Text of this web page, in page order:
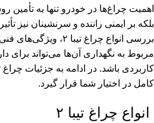
اهمیت چراغ‌ها در خودرو تنها به
بلکه بر ایمنی راننده و سرنشینان نیز
بررسی انواع چراغ تیبا
مربوط به نگهداری آن‌ها می‌تواند برای
کامل در اختیار شما قرار گیرد.
انواع چراغ تیبا ۲